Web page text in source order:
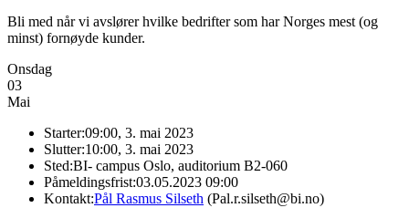
Bli med når vi avslører hvilke bedrifter som har Norges mest (og
minst) fornøyde kunder.
Onsdag
03
Mai
Starter:09:00, 3. mai 2023
Slutter:10:00, 3. mai 2023
Sted:BI- campus Oslo, auditorium B2-060
Påmeldingsfrist:03.05.2023 09:00
Kontakt:Pål Rasmus Silseth (Pal.r.silseth@bi.no)